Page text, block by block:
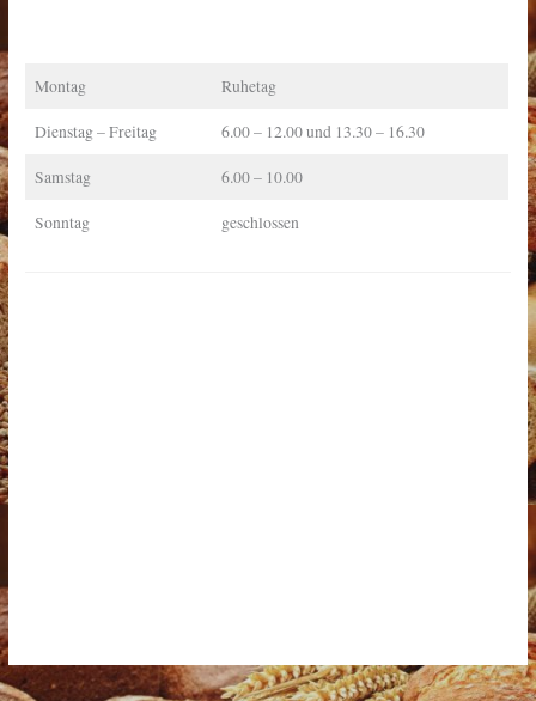
Montag Ruhetag
Dienstag – Freitag 6.00 – 12.00 und 13.30 – 16.30
Samstag 6.00 – 10.00
Sonntag geschlossen